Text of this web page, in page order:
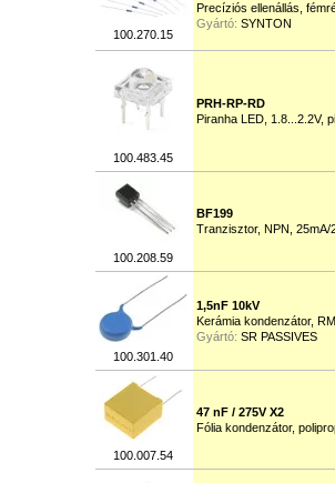
100.270.15
Precíziós ellenállás,
Gyártó: SYNTON
100.483.45
PRH-RP-RD
Piranha LED, 1.8...2.2V,
100.208.59
BF199
Tranzisztor, NPN, 25mA/
100.301.40
1,5nF 10kV
Kerámia kondenzátor,
Gyártó: SR PASSIVES
100.007.54
47 nF / 275V X2
Fólia kondenzátor,